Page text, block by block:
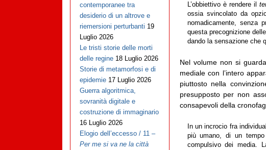
L’obbiettivo è rendere il
ossia svincolato da
nomadicamente, senza
questa precognizione
dando la sensazione che
Nel volume non si
mediale con l’intero
piuttosto nella
presupposto per non
consapevoli della
In un incrocio fra
più umano, di un
compulsivo dei media.
contemporanee tra
desiderio di un altrove e
riemersioni perturbanti 19
Luglio 2026
Le tristi storie delle morti
delle regine 18 Luglio 2026
Storie di metamorfosi e di
epidemie 17 Luglio 2026
Guerra algoritmica,
sovranità digitale e
costruzione di immaginario
16 Luglio 2026
Elogio dell’eccesso / 11 –
Per me si va ne la città